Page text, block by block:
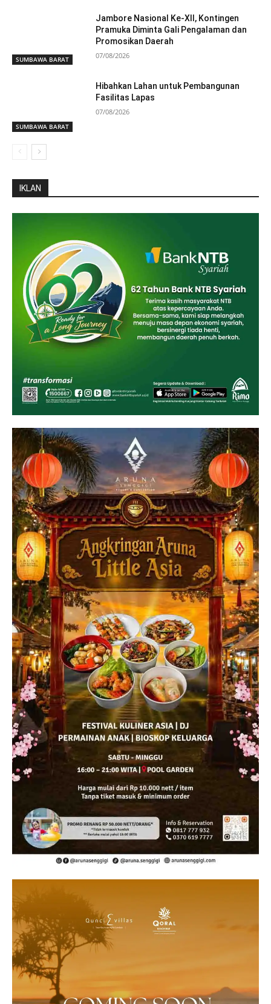
SUMBAWA BARAT
Jambore Nasional Ke-XII, Kontingen
Pramuka Diminta Gali Pengalaman dan
Promosikan Daerah
07/08/2026
SUMBAWA BARAT
Hibahkan Lahan untuk Pembangunan
Fasilitas Lapas
07/08/2026
IKLAN